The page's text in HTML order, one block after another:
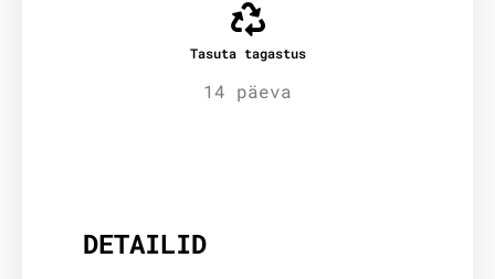
Tasuta tagastus
14 päeva
DETAILID